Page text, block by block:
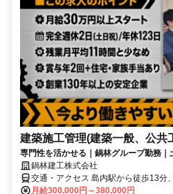
建築施工管理(建築一般、公共
専門性を活かせる｜鍋林グループ勤務｜
鍋林建工株式会社
交通・アクセス 島内駅から徒歩13分
松本駅から徒歩18分
月給300,000円～380,000円